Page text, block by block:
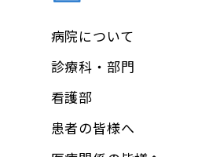
病院について
診療科・部門
看護部
患者の皆様へ